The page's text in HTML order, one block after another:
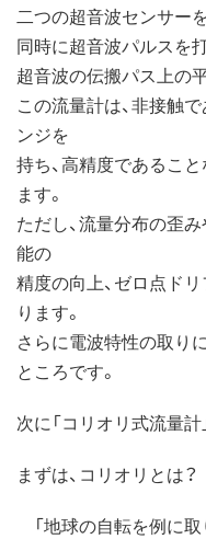
二つの超音波センサー
同時に超音波パルスを
超音波の伝搬パス上の
この流量計は、非接触
ンジを
持ち、高精度であるこ
ます。
ただし、流量分布の歪
能の
精度の向上、ゼロ点ド
ります。
さらに電波特性の取り
ところです。
次に「コリオリ式流量計
まずは、コリオリとは？
「地球の自転を例に取